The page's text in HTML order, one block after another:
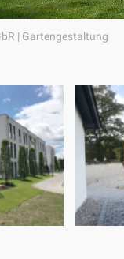
| Gartengestaltung